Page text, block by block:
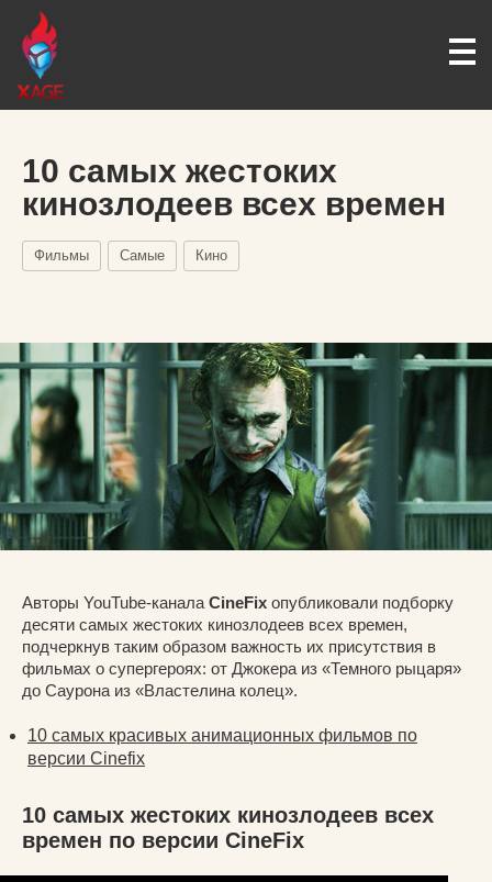
10 самых жестоких
кинозлодеев всех времен
Фильмы Самые Кино
Авторы YouTube-канала CineFix опубликовали подборку
десяти самых жестоких кинозлодеев всех времен,
подчеркнув таким образом важность их присутствия в
фильмах о супергероях: от Джокера из «Темного рыцаря»
до Саурона из «Властелина колец».
10 самых красивых анимационных фильмов по
версии Cinefix
10 самых жестоких кинозлодеев всех
времен по версии CineFix